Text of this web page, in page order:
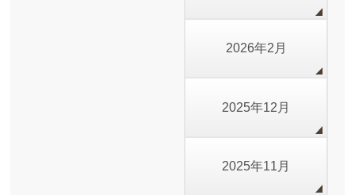
2026年2月
2025年12月
2025年11月